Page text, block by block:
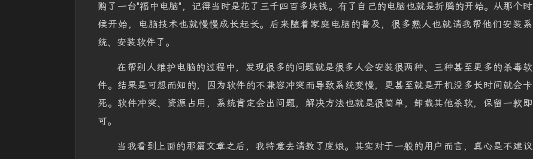
购了一台"福中电脑"，记得当时是花了三千四百多块钱。有了自己的电脑也就是折腾的开始。从那个时
候开始，电脑技术也就慢慢成长起长。后来随着家庭电脑的普及，很多熟人也就请我帮他们安装系
统、安装软件了。
在帮别人维护电脑的过程中，发现很多的问题就是很多人会安装很两种、三种甚至更多的杀毒软
件。结果是可想而知的，因为软件的不兼容冲突而导致系统变慢，更甚至就是开机没多长时间就会卡
死。软件冲突、资源占用，系统肯定会出问题，解决方法也就是很简单，卸载其他杀软，保留一款即
可。
当我看到上面的那篇文章之后，我特意去请教了度娘。其实对于一般的用户而言，真心是不建议